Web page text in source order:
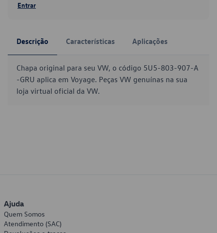
Entrar
Descrição Características Aplicações
Chapa original para seu VW, o código 5U5-803-907-A
-GRU aplica em Voyage. Peças VW genuínas na sua
loja virtual oficial da VW.
Ajuda
Quem Somos
Atendimento (SAC)